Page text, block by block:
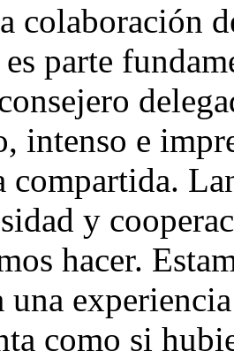
colaboración
parte
intenso e
compartida.
y
hacer.
una
como si